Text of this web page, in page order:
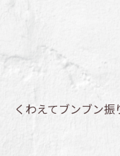
くわえてブンブン